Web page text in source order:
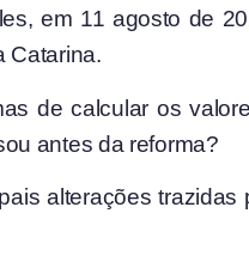
em 11 agosto de
Catarina.
de calcular os
antes da reforma?
alterações